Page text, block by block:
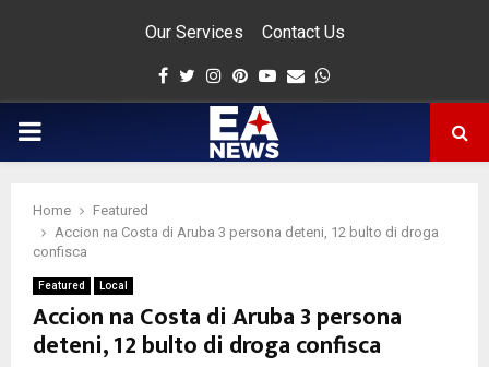
Our Services Contact Us
Facebook
Twitter
Instagram
Pinterest
Youtube
Email
PRIMARY
Home
Featured
Accion na Costa di Aruba 3 persona deteni, 12 bulto di droga
confisca
Featured Local
Accion na Costa di Aruba 3 persona
deteni, 12 bulto di droga confisca